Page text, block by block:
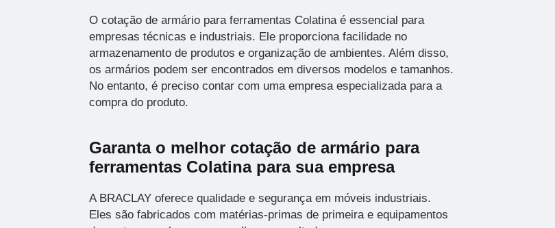
O cotação de armário para ferramentas Colatina é essencial para
empresas técnicas e industriais. Ele proporciona facilidade no
armazenamento de produtos e organização de ambientes. Além disso,
os armários podem ser encontrados em diversos modelos e tamanhos.
No entanto, é preciso contar com uma empresa especializada para a
compra do produto.
Garanta o melhor cotação de armário para
ferramentas Colatina para sua empresa
A BRACLAY oferece qualidade e segurança em móveis industriais.
Eles são fabricados com matérias-primas de primeira e equipamentos